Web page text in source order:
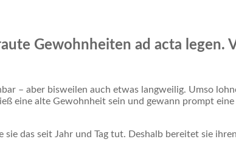
Gewohnheiten ad acta legen.
– aber bisweilen auch etwas langweilig. Umso
eine alte Gewohnheit sein und gewann prompt
das seit Jahr und Tag tut. Deshalb bereitet sie